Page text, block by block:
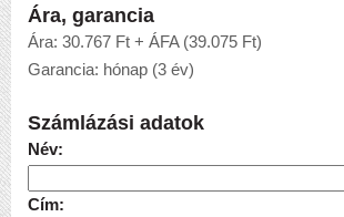
Ára, garancia
Ára: 30.767 Ft + ÁFA (39.075 Ft)
Garancia: hónap (3 év)
Számlázási adatok
Név:
Cím: